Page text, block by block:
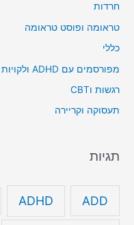
חרדות
טראומה ופוסט טראומה
כללי
מפורסמים עם ADHD ולקויות למידה
רגשות וCBT
תעסוקה וקריירה
תגיות
ADD
ADHD